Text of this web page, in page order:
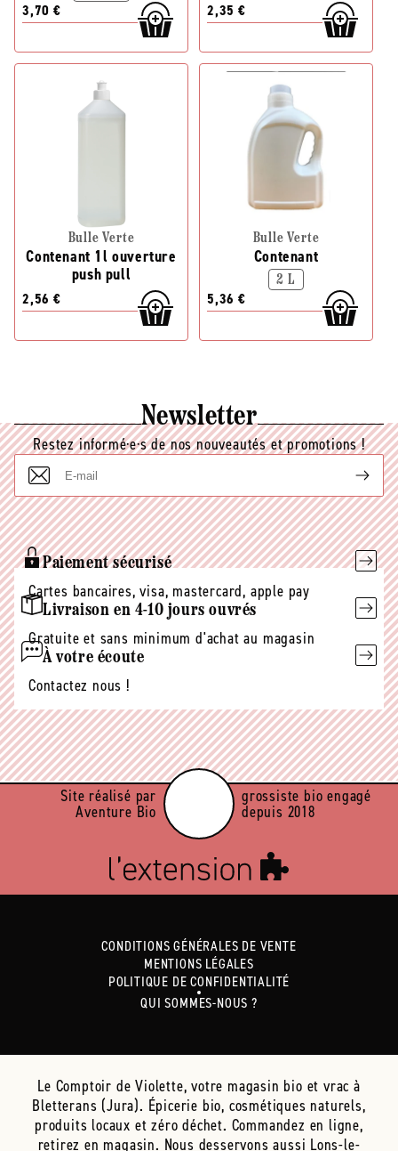
3,70 € 2,35 €
Bulle Verte
Contenant 1l ouverture
push pull
2,56 €
Bulle Verte
Contenant
2 L
5,36 €
Newsletter
Restez informé·e·s de nos nouveautés et promotions !
E-
mail
Paiement sécurisé
Cartes bancaires, visa, mastercard, apple pay
Livraison en 4-10 jours ouvrés
Gratuite et sans minimum d'achat au magasin
À votre écoute
Contactez nous !
Site réalisé par
Aventure Bio
grossiste bio engagé
depuis 2018
CONDITIONS GÉNÉRALES DE VENTE
MENTIONS LÉGALES
POLITIQUE DE CONFIDENTIALITÉ
QUI SOMMES-NOUS ?
Le Comptoir de Violette, votre magasin bio et vrac à
Bletterans (Jura). Épicerie bio, cosmétiques naturels,
produits locaux et zéro déchet. Commandez en ligne,
retirez en magasin. Nous desservons aussi Lons-le-